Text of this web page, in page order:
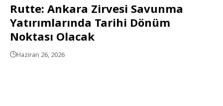
Rutte: Ankara Zirvesi Savunma
Yatırımlarında Tarihi Dönüm
Noktası Olacak
Haziran 26, 2026